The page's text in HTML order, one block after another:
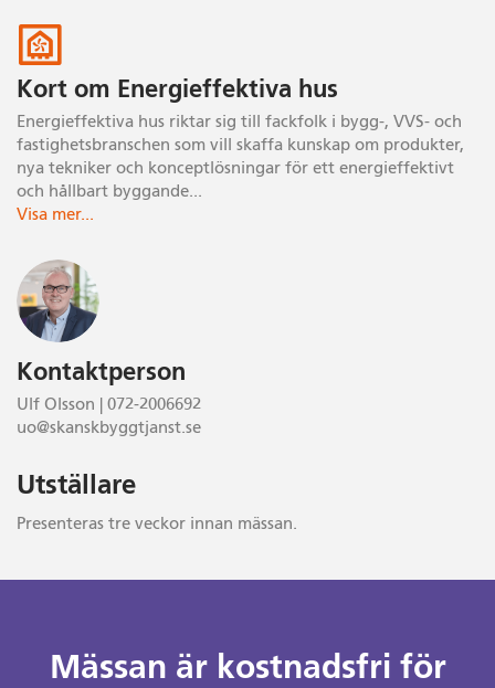
Kort om Energieffektiva hus
Energieffektiva hus riktar sig till fackfolk i bygg-, VVS- och
fastighetsbranschen som vill skaffa kunskap om produkter,
nya tekniker och konceptlösningar för ett energieffektivt
och hållbart byggande
Visa mer...
Kontaktperson
Ulf Olsson | 072-2006692
uo@skanskbyggtjanst.se
Utställare
Presenteras tre veckor innan mässan.
Mässan är kostnadsfri för